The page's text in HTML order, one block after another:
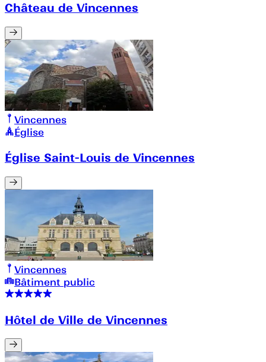
Château de Vincennes
Vincennes
Église
Église Saint-Louis de Vincennes
Vincennes
Bâtiment public
Hôtel de Ville de Vincennes